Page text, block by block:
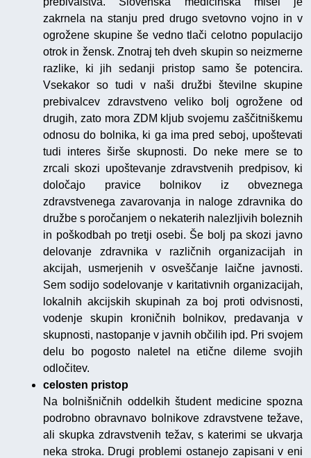
zakrnela na stanju pred drugo svetovno vojno in v
ogrožene skupine še vedno tlači celotno populacijo
otrok in žensk. Znotraj teh dveh skupin so neizmerne
razlike, ki jih sedanji pristop samo še potencira.
Vsekakor so tudi v naši družbi številne skupine
prebivalcev zdravstveno veliko bolj ogrožene od
drugih, zato mora ZDM kljub svojemu zaščitniškemu
odnosu do bolnika, ki ga ima pred seboj, upoštevati
tudi interes širše skupnosti. Do neke mere se to
zrcali skozi upoštevanje zdravstvenih predpisov, ki
določajo pravice bolnikov iz obveznega
zdravstvenega zavarovanja in naloge zdravnika do
družbe s poročanjem o nekaterih nalezljivih boleznih
in poškodbah po tretji osebi. Še bolj pa skozi javno
delovanje zdravnika v različnih organizacijah in
akcijah, usmerjenih v osveščanje laične javnosti.
Sem sodijo sodelovanje v karitativnih organizacijah,
lokalnih akcijskih skupinah za boj proti odvisnosti,
vodenje skupin kroničnih bolnikov, predavanja v
skupnosti, nastopanje v javnih občilih ipd. Pri svojem
delu bo pogosto naletel na etične dileme svojih
odločitev.
celosten pristop
Na bolnišničnih oddelkih študent medicine spozna
podrobno obravnavo bolnikove zdravstvene težave,
ali skupka zdravstvenih težav, s katerimi se ukvarja
neka stroka. Drugi problemi ostanejo zapisani v eni